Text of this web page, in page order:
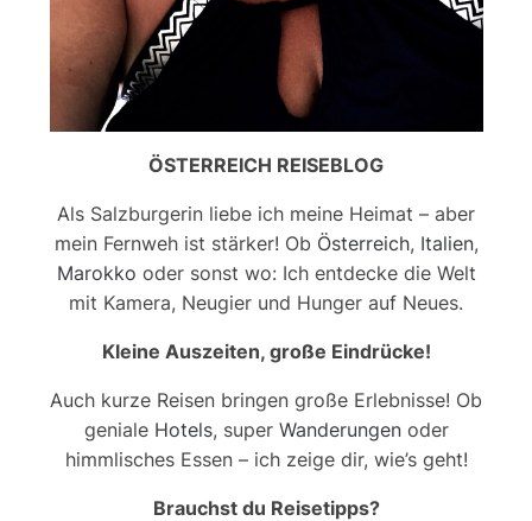
ÖSTERREICH REISEBLOG
Als Salzburgerin liebe ich meine Heimat – aber
mein Fernweh ist stärker! Ob Österreich, Italien,
Marokko oder sonst wo: Ich entdecke die Welt
mit Kamera, Neugier und Hunger auf Neues.
Kleine Auszeiten, große Eindrücke!
Auch kurze Reisen bringen große Erlebnisse! Ob
geniale Hotels, super Wanderungenoder
himmlisches Essen – ich zeige dir, wie’s geht!
Brauchst du Reisetipps?